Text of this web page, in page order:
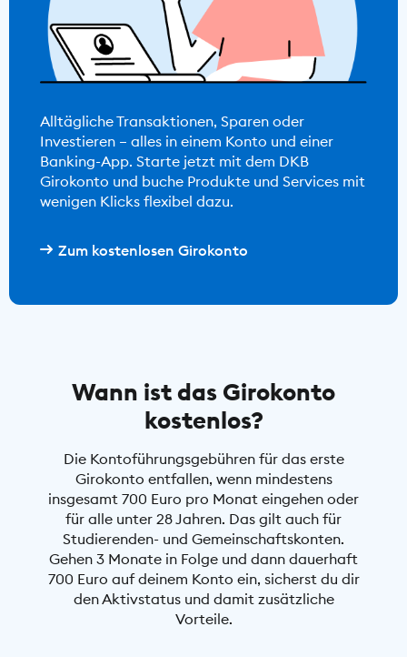
Alltägliche Transaktionen, Sparen oder
Investieren – alles in einem Konto und einer
Banking-App. Starte jetzt mit dem DKB
Girokonto und buche Produkte und Services mit
wenigen Klicks flexibel dazu.
Zum kostenlosen Girokonto
Wann ist das Girokonto
kostenlos?
Die Kontoführungsgebühren für das erste
Girokonto entfallen, wenn mindestens
insgesamt 700 Euro pro Monat eingehen oder
für alle unter 28 Jahren. Das gilt auch für
Studierenden- und Gemeinschaftskonten.
Gehen 3 Monate in Folge und dann dauerhaft
700 Euro auf deinem Konto ein, sicherst du dir
den Aktivstatus und damit zusätzliche
Vorteile.